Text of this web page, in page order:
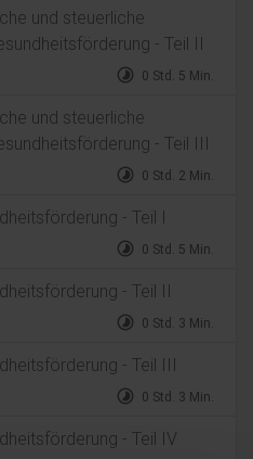
und steuerliche
- Teil II
timelapse 0 Std. 5 Min.
und steuerliche
- Teil III
timelapse 0 Std. 2 Min.
- Teil I
timelapse 0 Std. 5 Min.
- Teil II
timelapse 0 Std. 3 Min.
- Teil III
timelapse 0 Std. 3 Min.
- Teil IV